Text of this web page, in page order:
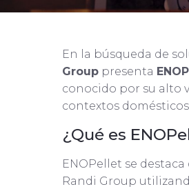
En la búsqueda de
Group presenta
conocido por su alto
contextos
¿Qué es
ENOPellet se
Randi Group